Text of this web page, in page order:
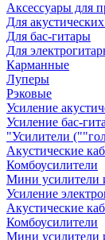
Аксессуары для
Для
Для бас-гитары
Для
Карманные
Луперы
Рэковые
Усиление
Усиление бас-
"Усилители
Акустические
Комбоусилители
Мини усилители
Усиление
Акустические
Комбоусилители
Мини усилители